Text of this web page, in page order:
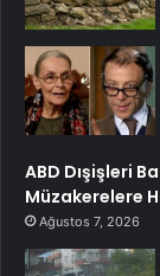
ABD Dışişleri
Müzakerelere
Ağustos 7, 2026